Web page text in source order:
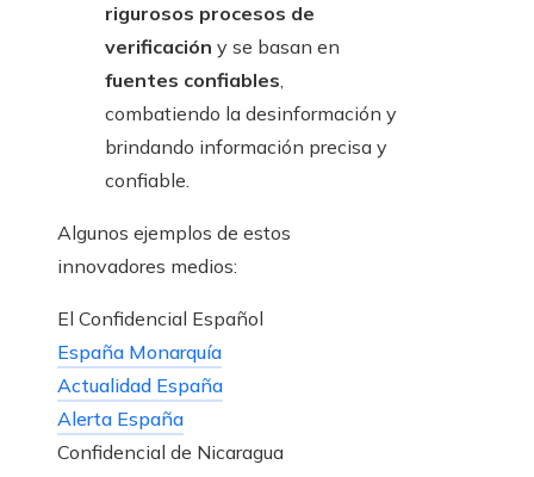
rigurosos procesos de
verificación y se basan en
fuentes confiables,
combatiendo la desinformación y
brindando información precisa y
confiable.
Algunos ejemplos de estos
innovadores medios:
El Confidencial Español
España Monarquía
Actualidad España
Alerta España
Confidencial de Nicaragua